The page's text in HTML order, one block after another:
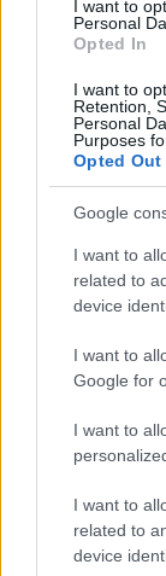
I want to
Personal
Opted In
I want to
Retention,
Personal
Purposes
Opted Out
Google
I want to
related to
device
I want to
Google for
I want to
I want to
related to
device
ΑΣΕΠ:
μόνο 2
ΑΣΕΠ:
μέρες
Μάθε